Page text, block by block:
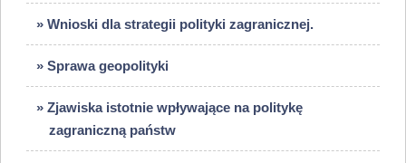
» Wnioski dla strategii polityki zagranicznej.
» Sprawa geopolityki
» Zjawiska istotnie wpływające na politykę
zagraniczną państw